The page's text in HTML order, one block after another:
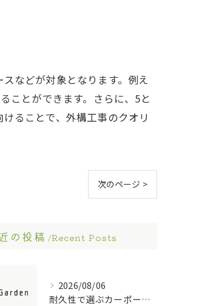
などが対象となります。例え
ことができます。さらに、5と
ることで、外構工事のクオリ
次のページ >
の投稿 Recent Posts
2026/08/06
耐久性で選ぶカーポート素材の特徴